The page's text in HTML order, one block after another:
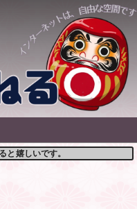
と嬉しいです。